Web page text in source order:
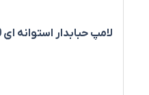
لامپ حبابدار استوانه اي 40 وات LED-کوتاه